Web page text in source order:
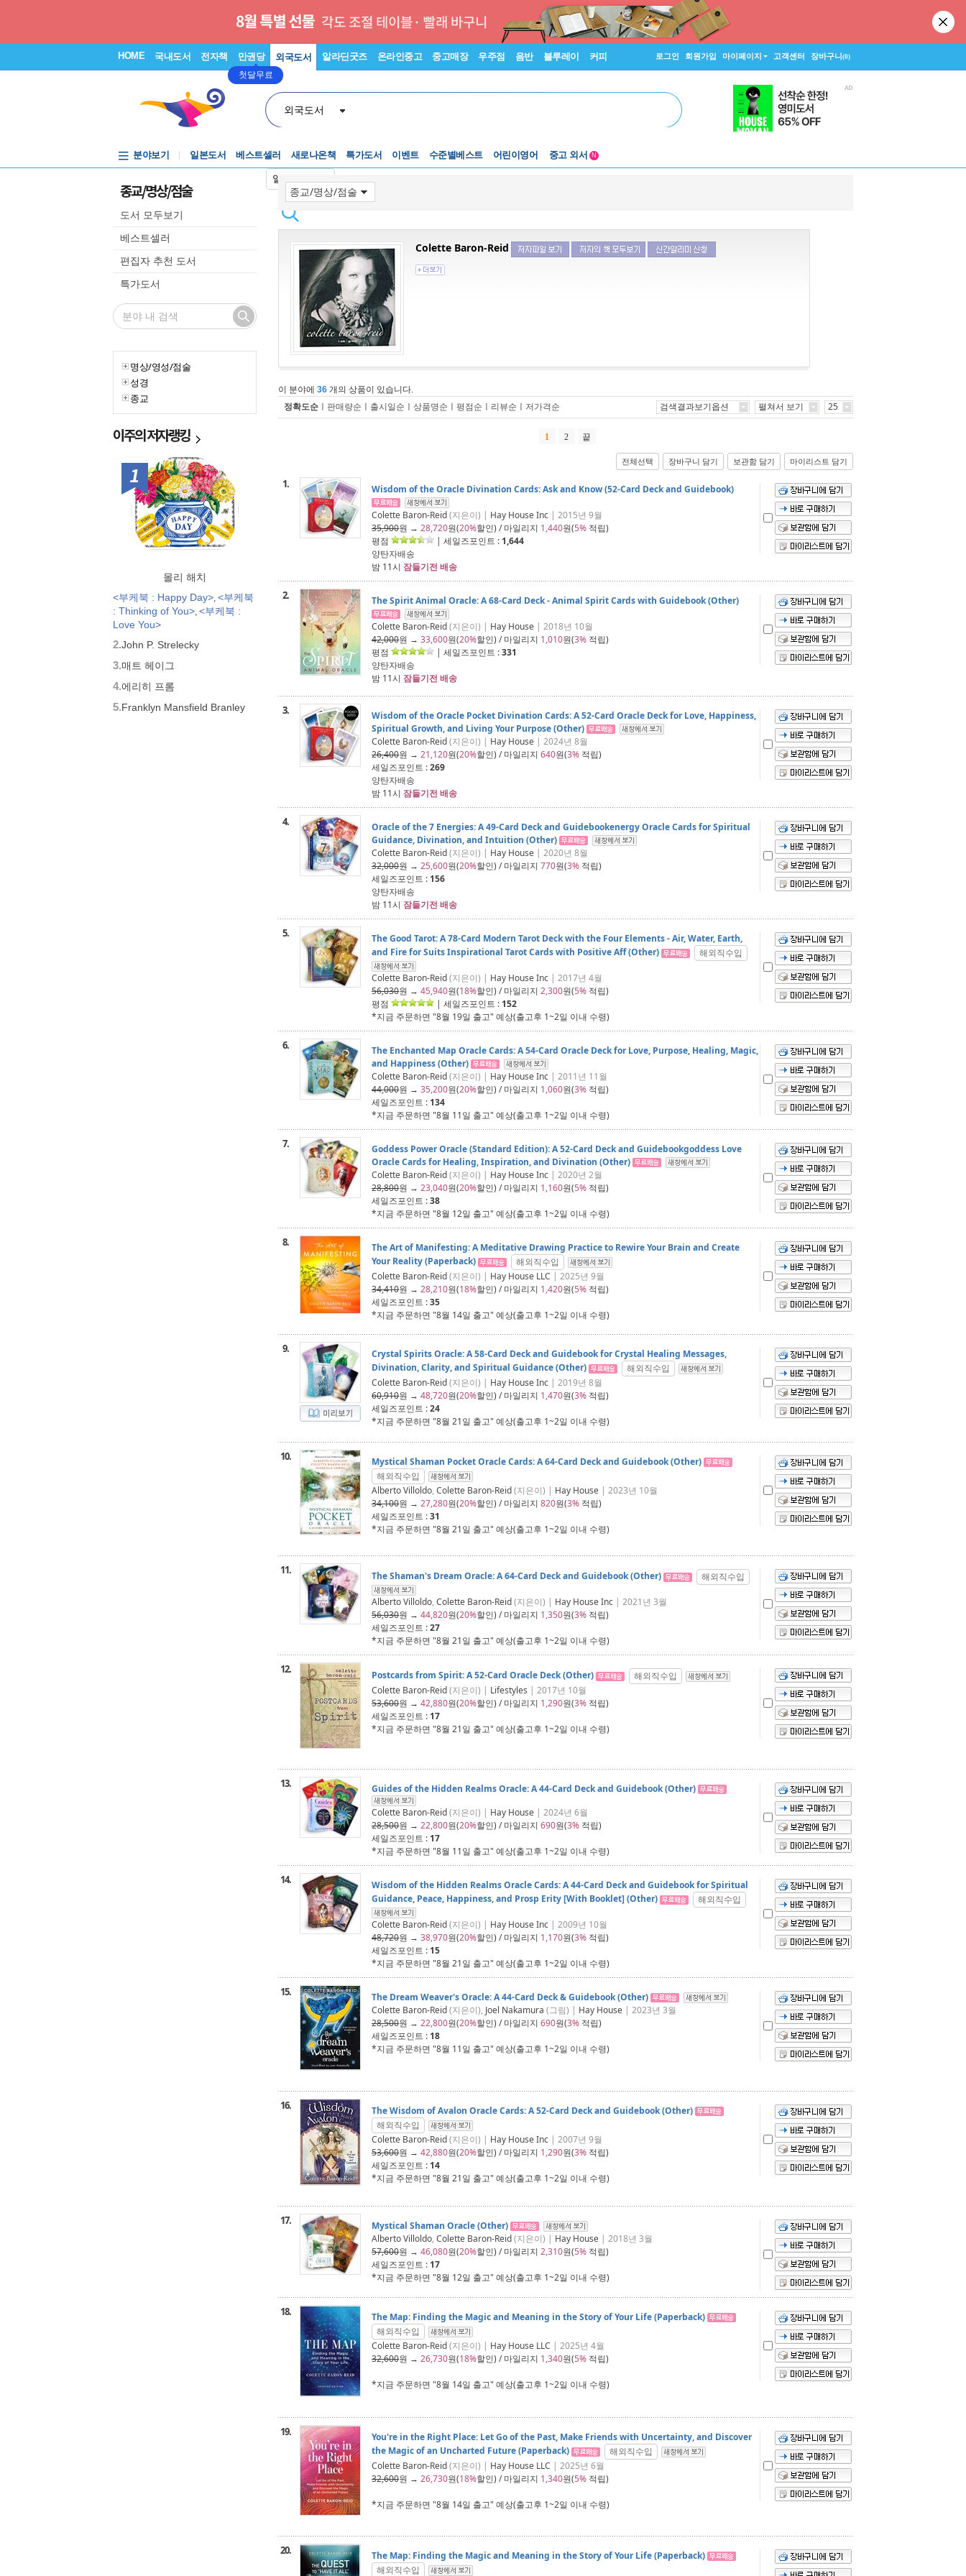
HOME 국내도서 전자책 만권당
첫달무료
외국도서 알라딘굿즈 온라인중고 중고매장 우주점 음반 블루레이 커피 로그인 회원가입 마이페이지 고객센터 장바구니(0)
외국도서
일본어입력기
분야보기 일본도서 베스트셀러 새로나온책 특가도서 이벤트
Lexile®
어린이영어
5백원부터
N
종교/명상/점술
도서 모두보기
베스트셀러
편집자 추천 도서
특가도서
명상/영성/점술
성경
종교
이주의저자랭킹
1위
몰리 해치
<부케북 : Happy Day>, <부케북
: Thinking of You>, <부케북 :
Love You>
2.John P. Strelecky
3.매트 헤이그
4.에리히 프롬
5.Franklyn Mansfield Branley
Colette Baron-Reid
이 분야에 36 개의 상품이 있습니다.
정확도순 ㅣ 판매량순 ㅣ 출시일순 ㅣ 상품명순 ㅣ 평점순 ㅣ 리뷰순 ㅣ 저가격순 검색결과보기옵션 펼쳐서 보기 25
1 2 끝
전체선택 장바구니 담기 보관함 담기 마이리스트 담기
1. Wisdom of the Oracle Divination Cards: Ask and Know (52-Card Deck and Guidebook)
Colette Baron-Reid(지은이) | Hay House Inc | 2015년 9월
35,900원 → 28,720원(20%할인) / 마일리지 1,440원(5% 적립)
평점
| 세일즈포인트 : 1,644
양탄자배송
밤 11시 잠들기전 배송
2. The Spirit Animal Oracle: A 68-Card Deck - Animal Spirit Cards with Guidebook (Other)
Colette Baron-Reid(지은이) | Hay House | 2018년 10월
42,000원 → 33,600원(20%할인) / 마일리지 1,010원(3% 적립)
평점
| 세일즈포인트 :331
양탄자배송
밤 11시 잠들기전 배송
3.
Wisdom of the Oracle Pocket Divination Cards: A 52-Card Oracle Deck for Love, Happiness,
Spiritual Growth, and Living Your Purpose (Other)
Colette Baron-Reid(지은이) | Hay House | 2024년 8월
26,400원 → 21,120원(20%할인) / 마일리지 640원(3% 적립)
세일즈포인트 :269
양탄자배송
밤 11시 잠들기전 배송
4.
Oracle of the 7 Energies: A 49-Card Deck and Guidebookenergy Oracle Cards for Spiritual
Guidance, Divination, and Intuition (Other)
Colette Baron-Reid(지은이) | Hay House | 2020년 8월
32,000원 → 25,600원(20%할인) / 마일리지 770원(3% 적립)
세일즈포인트 : 156
양탄자배송
밤 11시 잠들기전 배송
5.
The Good Tarot: A 78-Card Modern Tarot Deck with the Four Elements - Air, Water, Earth,
and Fire for Suits Inspirational Tarot Cards with Positive Aff (Other)
해외직수입
Colette Baron-Reid(지은이) | Hay House Inc | 2017년 4월
56,030원 → 45,940원(18%할인) / 마일리지 2,300원(5% 적립)
평점
| 세일즈포인트 : 152
*지금 주문하면 "8월 19일 출고" 예상(출고후 1~2일 이내 수령)
6.
The Enchanted Map Oracle Cards: A 54-Card Oracle Deck for Love, Purpose, Healing, Magic,
and Happiness (Other)
Colette Baron-Reid(지은이) | Hay House Inc | 2011년 11월
44,000원 → 35,200원(20%할인) / 마일리지 1,060원(3% 적립)
세일즈포인트 : 134
*지금 주문하면 "8월 11일 출고" 예상(출고후 1~2일 이내 수령)
7.
Goddess Power Oracle (Standard Edition): A 52-Card Deck and Guidebookgoddess Love
Oracle Cards for Healing, Inspiration, and Divination (Other)
Colette Baron-Reid(지은이) | Hay House Inc | 2020년 2월
28,800원 → 23,040원(20%할인) / 마일리지 1,160원(5% 적립)
세일즈포인트 :38
*지금 주문하면 "8월 12일 출고" 예상(출고후 1~2일 이내 수령)
8.
The Art of Manifesting: A Meditative Drawing Practice to Rewire Your Brain and Create
Your Reality (Paperback)
해외직수입
Colette Baron-Reid(지은이) | Hay House LLC | 2025년 9월
34,410원 → 28,210원(18%할인) / 마일리지 1,420원(5% 적립)
세일즈포인트 :35
*지금 주문하면 "8월 14일 출고" 예상(출고후 1~2일 이내 수령)
9.
Crystal Spirits Oracle: A 58-Card Deck and Guidebook for Crystal Healing Messages,
Divination, Clarity, and Spiritual Guidance (Other)
해외직수입
Colette Baron-Reid(지은이) | Hay House Inc | 2019년 8월
60,910원 → 48,720원(20%할인) / 마일리지 1,470원(3% 적립)
세일즈포인트 :24
*지금 주문하면 "8월 21일 출고" 예상(출고후 1~2일 이내 수령)
10.
Mystical Shaman Pocket Oracle Cards: A 64-Card Deck and Guidebook (Other)
해외직수입
Alberto Villoldo, Colette Baron-Reid(지은이) | Hay House | 2023년 10월
34,100원 → 27,280원(20%할인) / 마일리지 820원(3% 적립)
세일즈포인트 :31
*지금 주문하면 "8월 21일 출고" 예상(출고후 1~2일 이내 수령)
11. The Shaman's Dream Oracle: A 64-Card Deck and Guidebook (Other) 해외직수입
Alberto Villoldo, Colette Baron-Reid(지은이) | Hay House Inc | 2021년 3월
56,030원 → 44,820원(20%할인) / 마일리지 1,350원(3% 적립)
세일즈포인트 :27
*지금 주문하면 "8월 21일 출고" 예상(출고후 1~2일 이내 수령)
12. Postcards from Spirit: A 52-Card Oracle Deck (Other)
해외직수입
Colette Baron-Reid(지은이) | Lifestyles | 2017년 10월
53,600원 → 42,880원(20%할인) / 마일리지 1,290원(3% 적립)
세일즈포인트 : 17
*지금 주문하면 "8월 21일 출고" 예상(출고후 1~2일 이내 수령)
13.
Guides of the Hidden Realms Oracle: A 44-Card Deck and Guidebook (Other)
Colette Baron-Reid(지은이) | Hay House | 2024년 6월
28,500원 → 22,800원(20%할인) / 마일리지 690원(3% 적립)
세일즈포인트 : 17
*지금 주문하면 "8월 11일 출고" 예상(출고후 1~2일 이내 수령)
14.
Wisdom of the Hidden Realms Oracle Cards: A 44-Card Deck and Guidebook for Spiritual
Guidance, Peace, Happiness, and Prosp Erity [With Booklet] (Other)
해외직수입
Colette Baron-Reid(지은이) | Hay House Inc | 2009년 10월
48,720원 → 38,970원(20%할인) / 마일리지 1,170원(3% 적립)
세일즈포인트 : 15
*지금 주문하면 "8월 21일 출고" 예상(출고후 1~2일 이내 수령)
15.
The Dream Weaver's Oracle: A 44-Card Deck & Guidebook (Other)
Colette Baron-Reid(지은이), Joel Nakamura (그림) | Hay House | 2023년 3월
28,500원 → 22,800원(20%할인) / 마일리지 690원(3% 적립)
세일즈포인트 : 18
*지금 주문하면 "8월 11일 출고" 예상(출고후 1~2일 이내 수령)
16.
The Wisdom of Avalon Oracle Cards: A 52-Card Deck and Guidebook (Other)
해외직수입
Colette Baron-Reid(지은이) | Hay House Inc | 2007년 9월
53,600원 → 42,880원(20%할인) / 마일리지 1,290원(3% 적립)
세일즈포인트 : 14
*지금 주문하면 "8월 21일 출고" 예상(출고후 1~2일 이내 수령)
17.
Mystical Shaman Oracle (Other)
Alberto Villoldo, Colette Baron-Reid(지은이) | Hay House | 2018년 3월
57,600원 → 46,080원(20%할인) / 마일리지 2,310원(5% 적립)
세일즈포인트 : 17
*지금 주문하면 "8월 12일 출고" 예상(출고후 1~2일 이내 수령)
18.
The Map: Finding the Magic and Meaning in the Story of Your Life (Paperback)
해외직수입
Colette Baron-Reid(지은이) | Hay House LLC | 2025년 4월
32,600원 → 26,730원(18%할인) / 마일리지 1,340원(5% 적립)
*지금 주문하면 "8월 14일 출고" 예상(출고후 1~2일 이내 수령)
19.
You're in the Right Place: Let Go of the Past, Make Friends with Uncertainty, and Discover
the Magic of an Uncharted Future (Paperback)
해외직수입
Colette Baron-Reid(지은이) | Hay House LLC | 2025년 6월
32,600원 → 26,730원(18%할인) / 마일리지 1,340원(5% 적립)
*지금 주문하면 "8월 14일 출고" 예상(출고후 1~2일 이내 수령)
20.
The Map: Finding the Magic and Meaning in the Story of Your Life (Paperback)
해외직수입